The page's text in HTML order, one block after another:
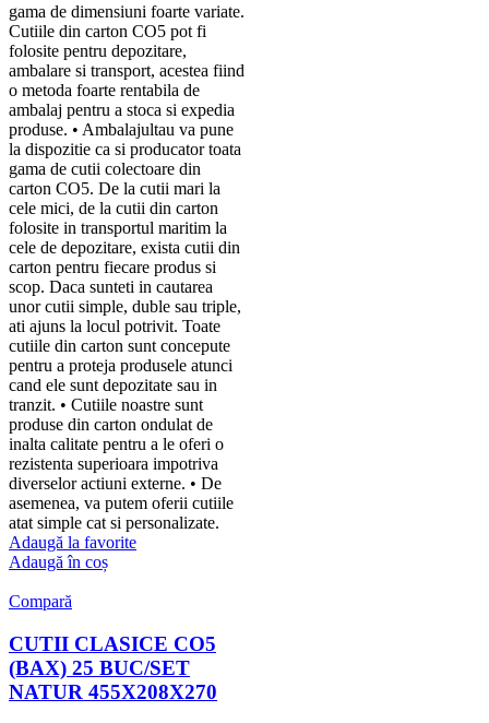
gama de dimensiuni foarte variate.
Cutiile din carton CO5 pot fi
folosite pentru depozitare,
ambalare si transport, acestea fiind
o metoda foarte rentabila de
ambalaj pentru a stoca si expedia
produse. • Ambalajultau va pune
la dispozitie ca si producator toata
gama de cutii colectoare din
carton CO5. De la cutii mari la
cele mici, de la cutii din carton
folosite in transportul maritim la
cele de depozitare, exista cutii din
carton pentru fiecare produs si
scop. Daca sunteti in cautarea
unor cutii simple, duble sau triple,
ati ajuns la locul potrivit. Toate
cutiile din carton sunt concepute
pentru a proteja produsele atunci
cand ele sunt depozitate sau in
tranzit. • Cutiile noastre sunt
produse din carton ondulat de
inalta calitate pentru a le oferi o
rezistenta superioara impotriva
diverselor actiuni externe. • De
asemenea, va putem oferii cutiile
atat simple cat si personalizate.
Adaugă la favorite
Adaugă în coș
Compară
CUTII CLASICE CO5
(BAX) 25 BUC/SET
NATUR 455X208X270